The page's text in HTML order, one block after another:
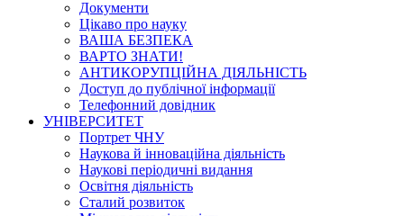
Документи
Цікаво про науку
ВАША БЕЗПЕКА
ВАРТО ЗНАТИ!
АНТИКОРУПЦІЙНА ДІЯЛЬНІСТЬ
Доступ до публічної інформації
Телефонний довідник
УНІВЕРСИТЕТ
Портрет ЧНУ
Наукова й інноваційна діяльність
Наукові періодичні видання
Освітня діяльність
Сталий розвиток